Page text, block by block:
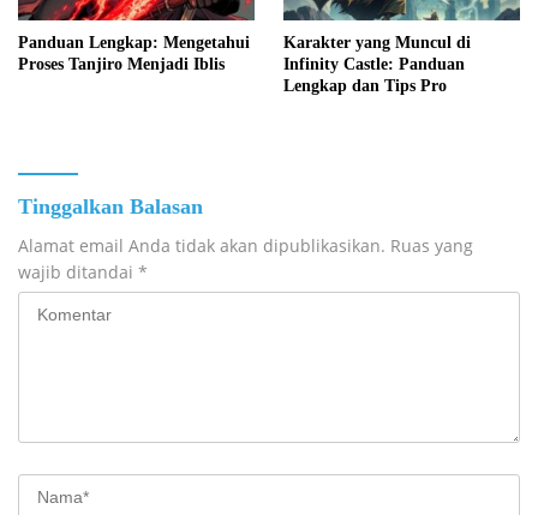
Panduan Lengkap: Mengetahui
Proses Tanjiro Menjadi Iblis
Karakter yang Muncul di
Infinity Castle: Panduan
Lengkap dan Tips Pro
Tinggalkan Balasan
Alamat email Anda tidak akan dipublikasikan. Ruas yang
wajib ditandai *